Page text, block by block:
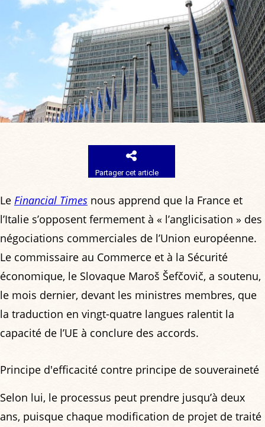
Partager cet article
Le Financial Times nous apprend que la France et
l’Italie s’opposent fermement à « l’anglicisation » des
négociations commerciales de l’Union européenne.
Le commissaire au Commerce et à la Sécurité
économique, le Slovaque Maroš Šefčovič, a soutenu,
le mois dernier, devant les ministres membres, que
la traduction en vingt-quatre langues ralentit la
capacité de l’UE à conclure des accords.
Principe d'efficacité contre principe de souveraineté
Selon lui, le processus peut prendre jusqu’à deux
ans, puisque chaque modification de projet de traité